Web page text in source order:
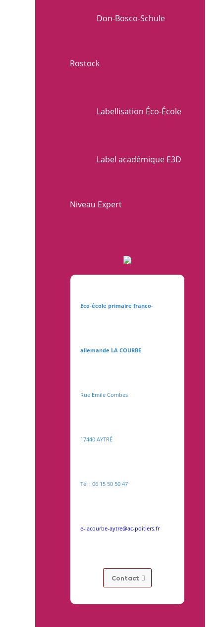
Don-Bosco-Schule
Rostock
Labellisation Éco-École
Label académique E3D
Niveau Expert
Eco-école primaire franco-
allemande LA COURBE
Rue Emile Combes
17440 AYTRÉ
Tél : 06 15 50 50 47
e-lacourbe-aytre@ac-poitiers.fr
Contact